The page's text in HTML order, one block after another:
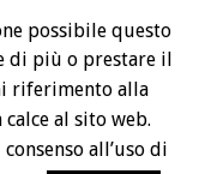
storia e
possibile questo
di più o prestare il
riferimento alla
al sito web.
all’uso di